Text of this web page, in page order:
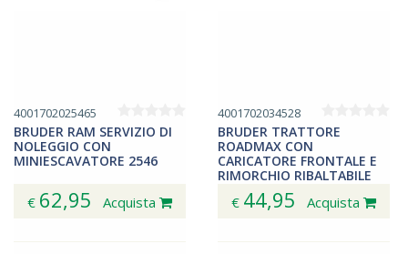
4001702025465
BRUDER RAM SERVIZIO DI
NOLEGGIO CON
MINIESCAVATORE 2546
€ 62,95 Acquista
4001702034528
BRUDER TRATTORE
ROADMAX CON
CARICATORE FRONTALE E
RIMORCHIO RIBALTABILE
03452
€ 44,95 Acquista